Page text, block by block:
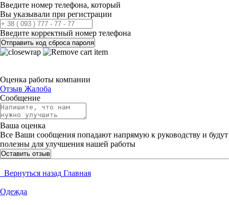
Введите номер телефона, который
Вы указывали при регистрации
Введите корректный номер телефона
Отправить код сброса пароля
Оценка работы компании
Отзыв Жалоба
Сообщение
Ваша оценка
Все Ваши сообщения попадают напрямую к руководству и будут
полезны для улучшения нашей работы
Оставить отзыв
Вернуться назад Главная
Одежда